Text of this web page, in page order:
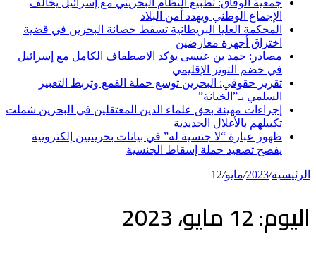
جمعية الوفاق: تطبيع النظام البحريني مع إسرائيل يخالف
الإجماع الوطني ويهدد أمن البلاد
المحكمة العليا البريطانية تسقط حصانة البحرين في قضية
اختراق أجهزة معارضين
مصادر: حمد بن عيسى يؤكد الاصطفاف الكامل مع إسرائيل
في خضم التوتر الإقليمي
تقرير حقوقي: البحرين توسع حملة القمع وتربط التعبير
السلمي بـ”الخيانة”
إجراءات مهينة بحق علماء الدين المعتقلين في البحرين شملت
تكبيلهم بالأغلال الحديدية
ظهور عبارة “لا جنسية له” في بيانات بحرينيين إلكترونية
يفضح تصعيد حملة إسقاط الجنسية
الرئيسية/
2023
/مايو/
12
اليوم:12 مايو، 2023